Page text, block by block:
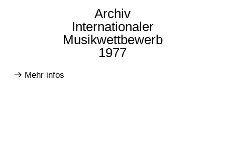
Archiv
Internationaler
Musikwettbewerb
1977
Mehr infos